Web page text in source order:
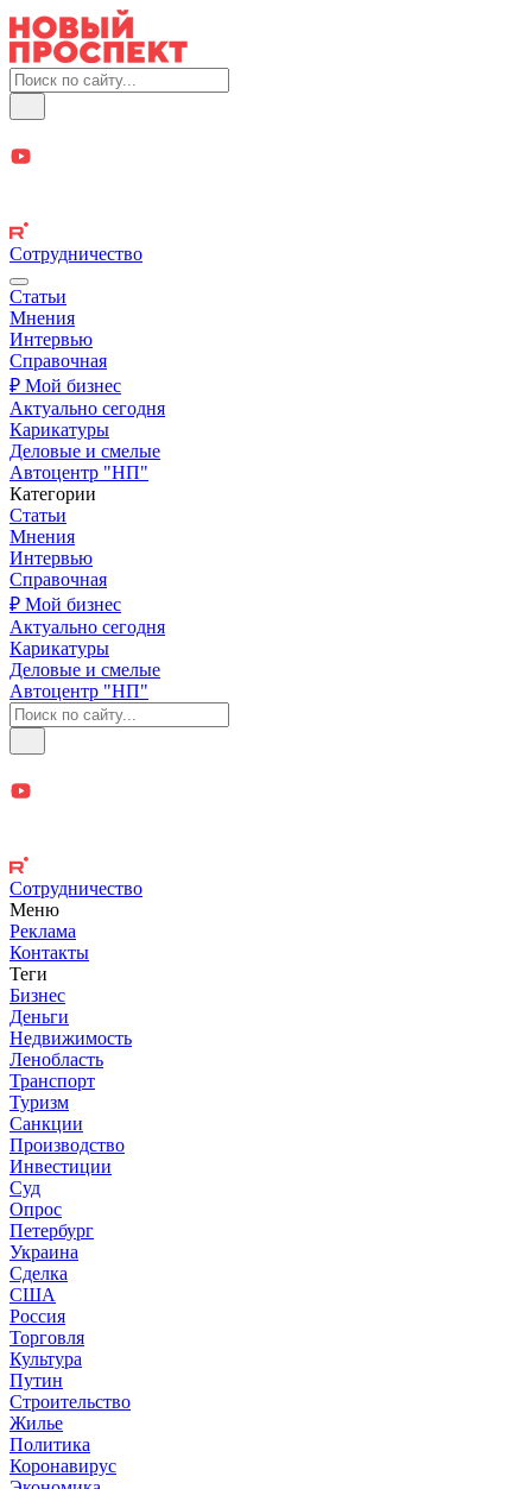
Сотрудничество
Статьи
Мнения
Интервью
Справочная
₽ Мой бизнес
Актуально сегодня
Карикатуры
Деловые и смелые
Автоцентр "НП"
Категории
Статьи
Мнения
Интервью
Справочная
₽ Мой бизнес
Актуально сегодня
Карикатуры
Деловые и смелые
Автоцентр "НП"
Сотрудничество
Меню
Реклама
Контакты
Теги
Бизнес
Деньги
Недвижимость
Ленобласть
Транспорт
Туризм
Санкции
Производство
Инвестиции
Суд
Опрос
Петербург
Украина
Сделка
США
Россия
Торговля
Культура
Путин
Строительство
Жилье
Политика
Коронавирус